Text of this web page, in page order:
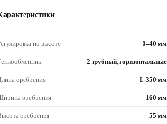
по высоте 0–40 мм
2 трубный, горизонтальные
оребрения L-350 мм
оребрения 160 мм
оребрения 55 мм